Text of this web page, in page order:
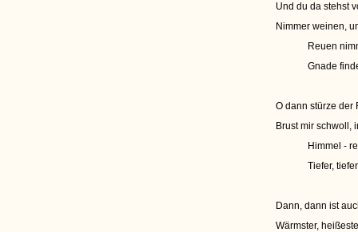
Und du da stehst
Nimmer weinen,
Reuen
Gnade
O dann stürze der
Brust mir schwoll,
Himmel -
Tiefer,
Dann, dann ist
Wärmster,